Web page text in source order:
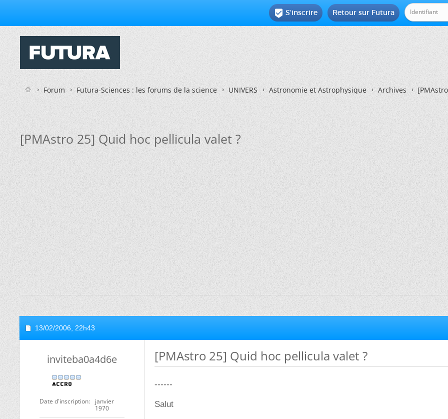
Retour sur Futura
 S'inscrire
Forum Futura-Sciences : les forums de la science UNIVERS Astronomie et Astrophysique Archives
[PMAstro 25] Quid hoc pellicula valet ?
13/02/2006, 22h43
inviteba0a4d6e
Date d'inscription
janvier
1970
[PMAstro 25] Quid hoc pellicula valet ?
------
Salut